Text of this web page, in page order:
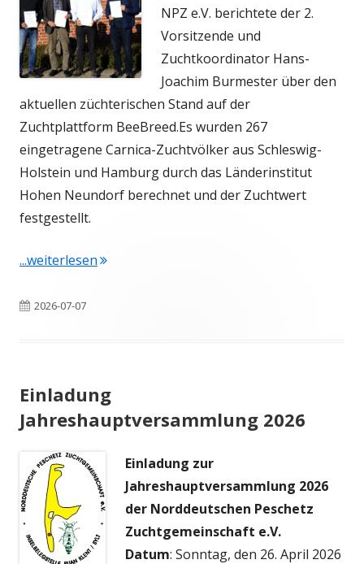
NPZ e.V. berichtete der 2.
Vorsitzende und
Zuchtkoordinator Hans-
Joachim Burmester über den
aktuellen züchterischen Stand auf der
Zuchtplattform BeeBreed.Es wurden 267
eingetragene Carnica-Zuchtvölker aus Schleswig-
Holstein und Hamburg durch das Länderinstitut
Hohen Neundorf berechnet und der Zuchtwert
festgestellt.
...weiterlesen"Großartige Zuchtergebnisse der NPZ e.V."
Veröffentlicht
2026-07-07
Einladung
Jahreshauptversammlung 2026
Einladung zur
Jahreshauptversammlung 2026
der Norddeutschen Peschetz
Zuchtgemeinschaft e.V.
Datum: Sonntag, den 26. April 2026